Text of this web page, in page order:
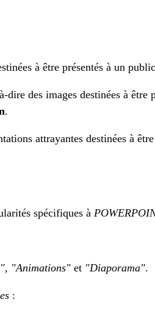
à être présentés à un
dire des images destinées à être
.
attrayantes destinées à
spécifiques à
, "Animations" et "Diaporama".
: